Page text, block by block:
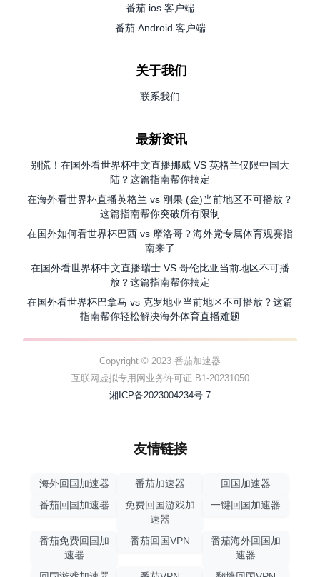
番茄 ios 客户端
番茄 Android 客户端
关于我们
联系我们
最新资讯
别慌！在国外看世界杯中文直播挪威 VS 英格兰仅限中国大
陆？这篇指南帮你搞定
在海外看世界杯直播英格兰 vs 刚果 (金)当前地区不可播放？
这篇指南帮你突破所有限制
在国外如何看世界杯巴西 vs 摩洛哥？海外党专属体育观赛指
南来了
在国外看世界杯中文直播瑞士 VS 哥伦比亚当前地区不可播
放？这篇指南帮你搞定
在国外看世界杯巴拿马 vs 克罗地亚当前地区不可播放？这篇
指南帮你轻松解决海外体育直播难题
Copyright © 2023 番茄加速器
互联网虚拟专用网业务许可证 B1-20231050
湘ICP备2023004234号-7
友情链接
海外回国加速器 番茄加速器
回国加速器
番茄回国加速器
免费回国游戏加
速器
一键回国加速器
番茄免费回国加
速器
番茄回国VPN
番茄海外回国加
速器